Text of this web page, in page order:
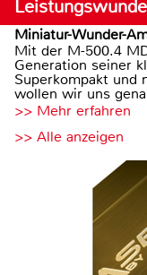
Miniatur-Wunder-
Mit der M-500.4
Generation seiner
Superkompakt und
wollen wir uns
>> Mehr erfahren
>> Alle anzeigen